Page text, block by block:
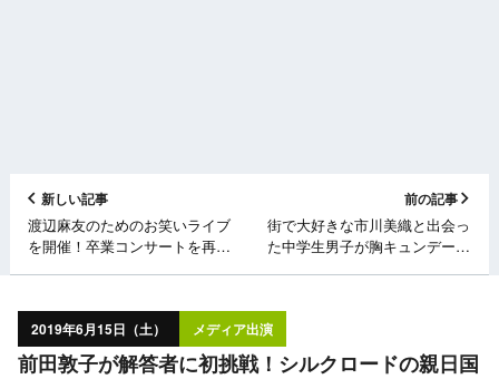
新しい記事
渡辺麻友のためのお笑いライブ
を開催！卒業コンサートを再現
す」 [6/15 22:10～]
前の記事
街で大好きな市川美織と出会っ
た中学生男子が胸キュンデー
[6/15 19:00～]
2019年6月15日（土） メディア出演
前田敦子が解答者に初挑戦！シルクロードの親日国